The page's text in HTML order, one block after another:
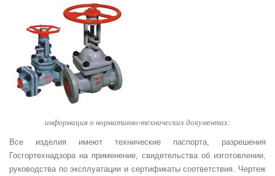
информация о нормативно-технических документах:
Все изделия имеют технические паспорта, разрешения
Госгортехнадзора на применение, свидетельства об изготовлении,
руководства по эксплуатации и сертификаты соответствия. Чертеж